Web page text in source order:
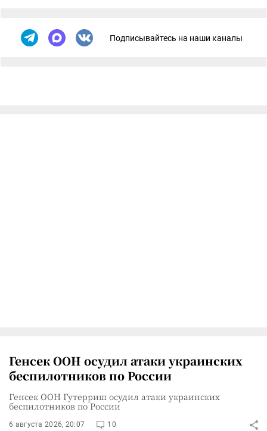
Подписывайтесь на наши каналы
Генсек ООН осудил атаки украинских
беспилотников по России
Генсек ООН Гутерриш осудил атаки украинских
беспилотников по России
6 августа 2026, 20:07 10